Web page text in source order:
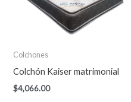
Colchones
Colchón Kaiser matrimonial
$4,066.00